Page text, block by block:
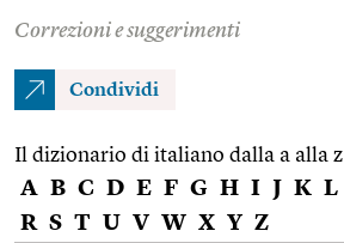
Correzioni e suggerimenti
Condividi
Il dizionario di italiano dalla a alla z
A B C D E F G H I J K L
R S T U V W X Y Z